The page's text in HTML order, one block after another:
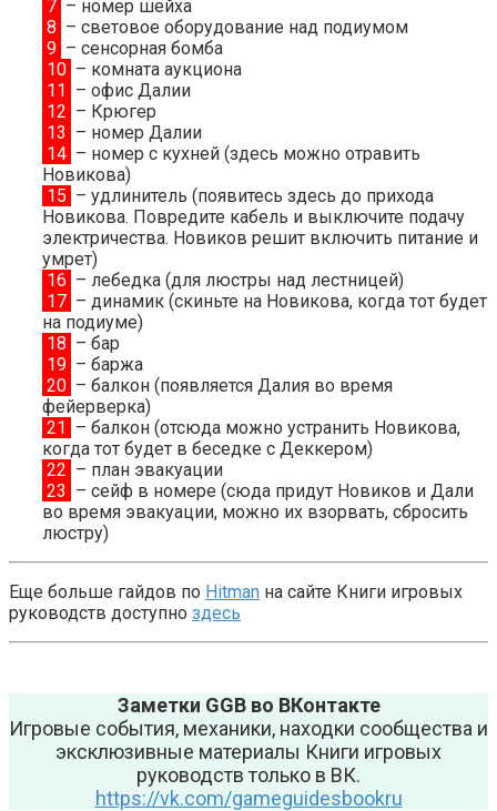
7 – номер шейха
8 – световое оборудование над подиумом
9 – сенсорная бомба
10 – комната аукциона
11 – офис Далии
12 – Крюгер
13 – номер Далии
14 – номер с кухней (здесь можно отравить
Новикова)
15 – удлинитель (появитесь здесь до прихода
Новикова. Повредите кабель и выключите подачу
электричества. Новиков решит включить питание и
умрет)
16 – лебедка (для люстры над лестницей)
17 – динамик (скиньте на Новикова, когда тот будет
на подиуме)
18 – бар
19 – баржа
20 – балкон (появляется Далия во время
фейерверка)
21 – балкон (отсюда можно устранить Новикова,
когда тот будет в беседке с Деккером)
22 – план эвакуации
23 – сейф в номере (сюда придут Новиков и Дали
во время эвакуации, можно их взорвать, сбросить
люстру)
Еще больше гайдов по Hitman на сайте Книги игровых
руководств доступно здесь
Заметки GGB во ВКонтакте
Игровые события, механики, находки сообщества и
эксклюзивные материалы Книги игровых
руководств только в ВК.
https://vk.com/gameguidesbookru